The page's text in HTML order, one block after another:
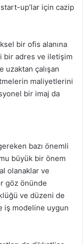
up’lar için cazip
bir ofis alanına
bir adres ve iletişim
uzaktan çalışan
maliyetlerini
bir imaj da
bazı önemli
büyük bir önem
olanaklar ve
göz önünde
ve düzeni de
iş modeline uygun